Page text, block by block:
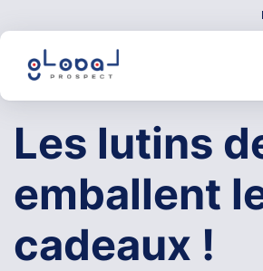
Les lutins
emballent
cadeaux !